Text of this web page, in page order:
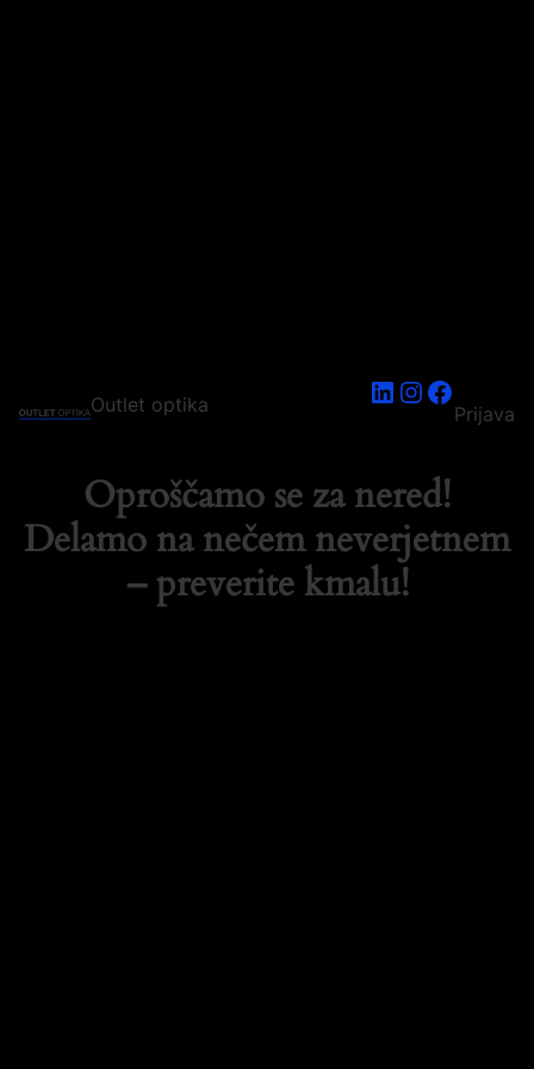
Outlet optika LinkedIn
Instagram
Prijava
Oproščamo se za nered!
Delamo na nečem neverjetnem
– preverite kmalu!